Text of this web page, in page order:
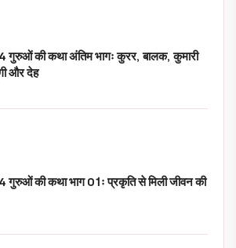
गुरुओं की कथा अंतिम भागः कुरर, बालक, कुमारी
और देह
गुरुओं की कथा भाग 01ः प्रकृति से मिली जीवन की